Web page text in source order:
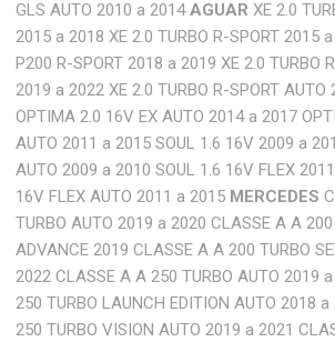
GLS AUTO 2010 a 2014AGUAR XE 2.0
2015 a 2018 XE 2.0 TURBO R-SPORT 2015
P200 R-SPORT 2018 a 2019 XE 2.0 TURBO
2019 a 2022 XE 2.0 TURBO R-SPORT AUTO
OPTIMA 2.0 16V EX AUTO 2014 a 2017
AUTO 2011 a 2015 SOUL 1.6 16V 2009 a
AUTO 2009 a 2010 SOUL 1.6 16V FLEX
16V FLEX AUTO 2011 a 2015 MERCEDES
TURBO AUTO 2019 a 2020 CLASSE A A 200
ADVANCE 2019 CLASSE A A 200 TURBO
2022 CLASSE A A 250 TURBO AUTO 2019
250 TURBO LAUNCH EDITION AUTO 2018
250 TURBO VISION AUTO 2019 a 2021